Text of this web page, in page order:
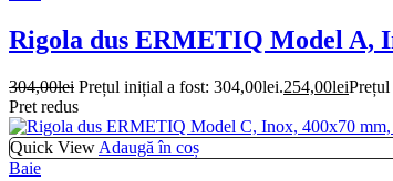
Rigola dus ERMETIQ Model A,
304,00lei Prețul inițial a fost: 304,00lei.254,00leiPrețul
Pret redus
Quick View Adaugă în coș
Baie